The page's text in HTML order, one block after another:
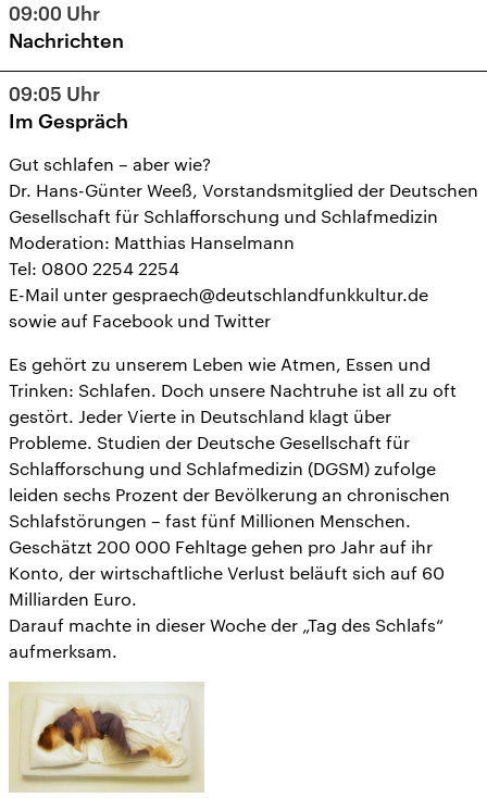
09:00 Uhr
Nachrichten
09:05 Uhr
Im Gespräch
Gut schlafen – aber wie?
Dr. Hans-Günter Weeß, Vorstandsmitglied der Deutschen
Gesellschaft für Schlafforschung und Schlafmedizin
Moderation: Matthias Hanselmann
Tel: 0800 2254 2254
E-Mail unter gespraech@deutschlandfunkkultur.de
sowie auf Facebook und Twitter
Es gehört zu unserem Leben wie Atmen, Essen und
Trinken: Schlafen. Doch unsere Nachtruhe ist all zu oft
gestört. Jeder Vierte in Deutschland klagt über
Probleme. Studien der Deutsche Gesellschaft für
Schlafforschung und Schlafmedizin (DGSM) zufolge
leiden sechs Prozent der Bevölkerung an chronischen
Schlafstörungen – fast fünf Millionen Menschen.
Geschätzt 200 000 Fehltage gehen pro Jahr auf ihr
Konto, der wirtschaftliche Verlust beläuft sich auf 60
Milliarden Euro.
Darauf machte in dieser Woche der „Tag des Schlafs“
aufmerksam.